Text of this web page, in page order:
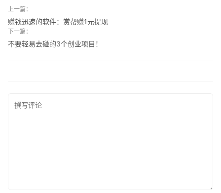
上一篇：
赚钱迅速的软件：赏帮赚1元提现
下一篇：
不要轻易去碰的3个创业项目！